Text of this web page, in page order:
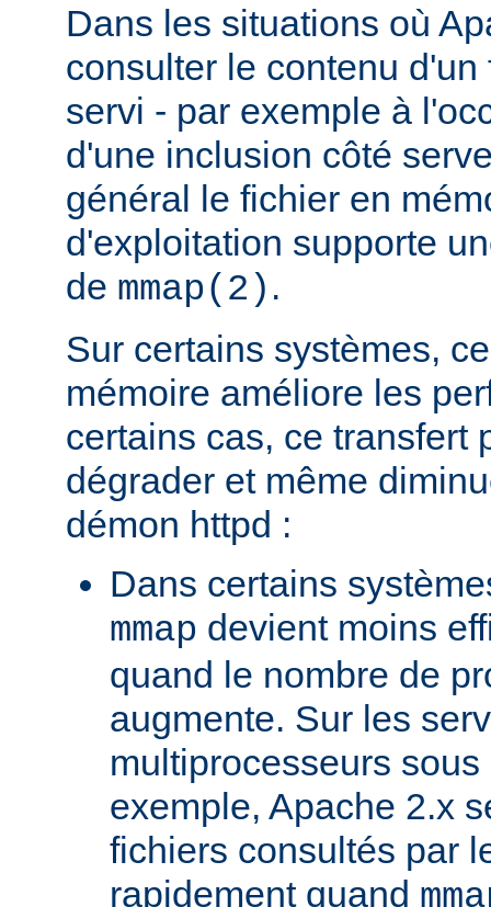
Dans les situations où
consulter le contenu
servi - par exemple à
d'une inclusion côté
général le fichier en
d'exploitation supporte
de mmap(2) .
Sur certains systèmes,
mémoire améliore les
certains cas, ce transfert
dégrader et même
démon httpd :
Dans certains
mmap devient moins
quand le nombre de
augmente. Sur les
multiprocesseurs
exemple, Apache 2.x
fichiers consultés par
rapidement quand